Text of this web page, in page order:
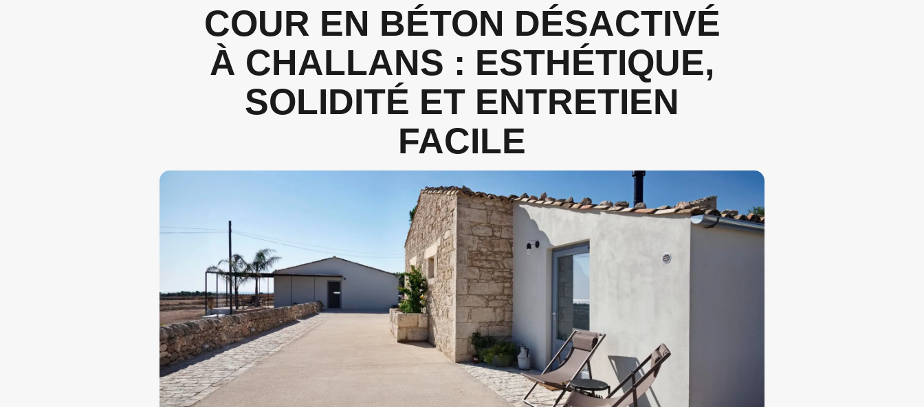
COUR EN BÉTON DÉSACTIVÉ
À CHALLANS : ESTHÉTIQUE,
SOLIDITÉ ET ENTRETIEN
FACILE